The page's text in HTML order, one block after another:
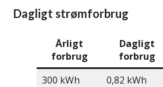
Dagligt strømforbrug
Årligt
forbrug
Dagligt
forbrug
300 kWh
0,82 kWh